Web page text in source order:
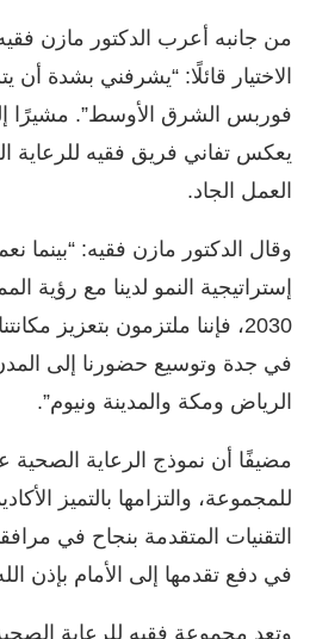
من جانبه أعرب الدكتور مازن
الاختيار قائلًا: “يشرفني بشدة
فوربس الشرق الأوسط”. مشيرًا
يعكس تفاني فريق فقيه للرعاية
العمل الجاد.
وقال الدكتور مازن فقيه: “بينما
إستراتيجية النمو لدينا مع رؤية
2030، فإننا ملتزمون بتعزيز
في جدة وتوسيع حضورنا إلى
الرياض ومكة والمدينة ونيوم”.
مضيفًا أن نموذج الرعاية الصحية
للمجموعة، والتزامها بالتميز
التقنيات المتقدمة بنجاح في
في دفع تقدمها إلى الأمام بإذن
وتعد مجموعة فقيه للرعاية